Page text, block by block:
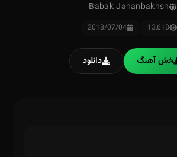
Babak Jahanbakhsh
13,618
2018/07/04
پخش آهنگ دانلود